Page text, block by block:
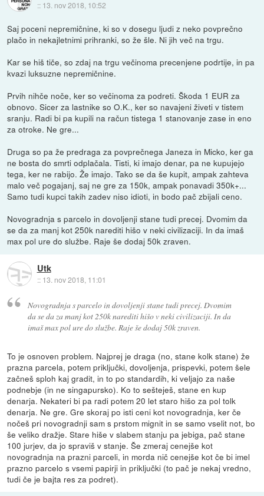
:: 13. nov 2018, 10:52
Saj poceni nepremičnine, ki so v dosegu ljudi z neko povprečno
plačo in nekajletnimi prihranki, so že šle. Ni jih več na trgu.
Kar se hiš tiče, so zdaj na trgu večinoma precenjene podrtije, in pa
kvazi luksuzne nepremičnine.
Prvih nihče noče, ker so večinoma za podreti. Škoda 1 EUR za
obnovo. Sicer za lastnike so O.K., ker so navajeni živeti v tistem
sranju. Radi bi pa kupili na račun tistega 1 stanovanje zase in eno
za otroke. Ne gre...
Druga so pa že predraga za povprečnega Janeza in Micko, ker ga
ne bosta do smrti odplačala. Tisti, ki imajo denar, pa ne kupujejo
tega, ker ne rabijo. Že imajo. Tako se da še kupit, ampak zahteva
malo več pogajanj, saj ne gre za 150k, ampak ponavadi 350k+...
Samo tudi kupci takih zadev niso idioti, in bodo pač zbijali ceno.
Novogradnja s parcelo in dovoljenji stane tudi precej. Dvomim da
se da za manj kot 250k narediti hišo v neki civilizaciji. In da imaš
max pol ure do službe. Raje še dodaj 50k zraven.
Utk
:: 13. nov 2018, 11:01
Novogradnja s parcelo in dovoljenji stane tudi precej. Dvomim
da se da za manj kot 250k narediti hišo v neki civilizaciji. In da
imaš max pol ure do službe. Raje še dodaj 50k zraven.
To je osnoven problem. Najprej je draga (no, stane kolk stane) že
prazna parcela, potem priključki, dovoljenja, prispevki, potem šele
začneš sploh kaj gradit, in to po standardih, ki veljajo za naše
podnebje (in ne singapursko). Ko to sešteješ, stane en kup
denarja. Nekateri bi pa radi potem 20 let staro hišo za pol tolk
denarja. Ne gre. Gre skoraj po isti ceni kot novogradnja, ker če
nočeš pri novogradnji sam s prstom mignit in se samo vselit not, bo
še veliko dražje. Stare hiše v slabem stanju pa jebiga, pač stane
100 jurjev, da jo spraviš v stanje. Še zmeraj cenejše kot
novogradnja na prazni parceli, in morda nič cenejše kot če bi imel
prazno parcelo s vsemi papirji in priključki (to pač je nekaj vredno,
tudi če je bajta res za podret).